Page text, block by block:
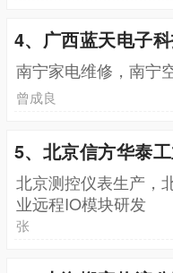
4、广西蓝天电子
南宁家电维修，南宁
曾成良
5、北京信方华泰
北京测控仪表生产，
业远程IO模块研发
张